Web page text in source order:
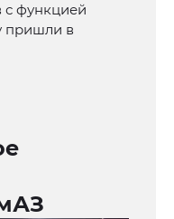
с функцией
пришли в